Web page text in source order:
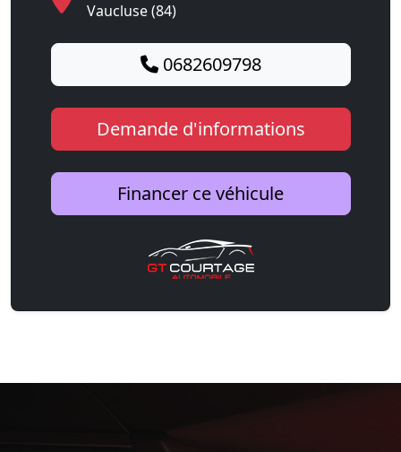
Vaucluse (84)
0682609798
Demande d'informations
Financer ce véhicule